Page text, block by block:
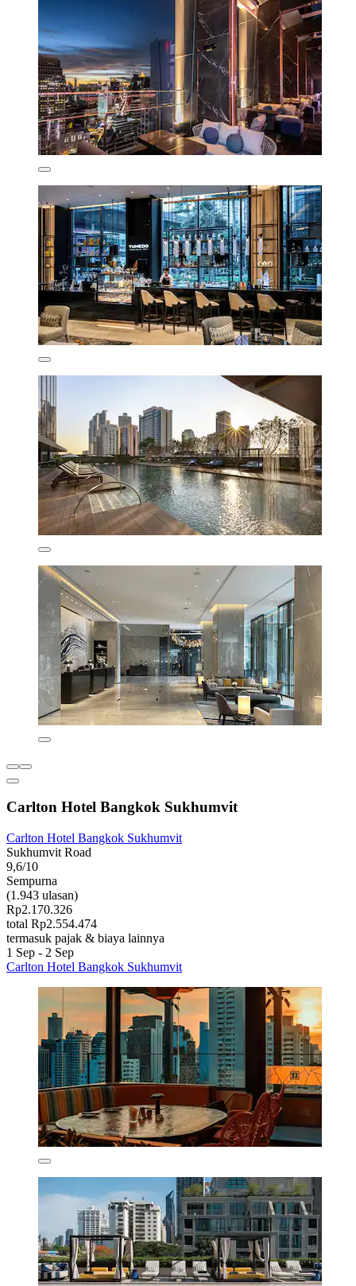
Carlton Hotel Bangkok Sukhumvit
Carlton Hotel Bangkok Sukhumvit
Sukhumvit Road
9,6/10
Sempurna
(1.943 ulasan)
Rp2.170.326
total Rp2.554.474
termasuk pajak & biaya lainnya
1 Sep - 2 Sep
Carlton Hotel Bangkok Sukhumvit